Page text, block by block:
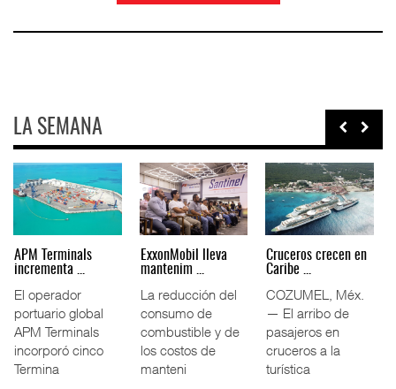
LA SEMANA
Agentes navieros
plantean ...
La Asociación
Mexicana de
Agentes Navieros
(AMANAC) llamó a
fortal
Volkswagen Truck &
Bus da ...
Volkswagen Truck
& Bus México
(VWTBM) acordó
con la Cámara
Nac
Intermodal impulsa
11.5% ...
El tráfico
ferroviario
mexicano creció
11.5% interanual
durante la